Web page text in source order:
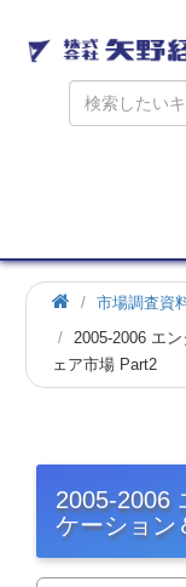
市場調査資
2005-2006 エ
ェア市場 Part2
2005-2006
ケーション